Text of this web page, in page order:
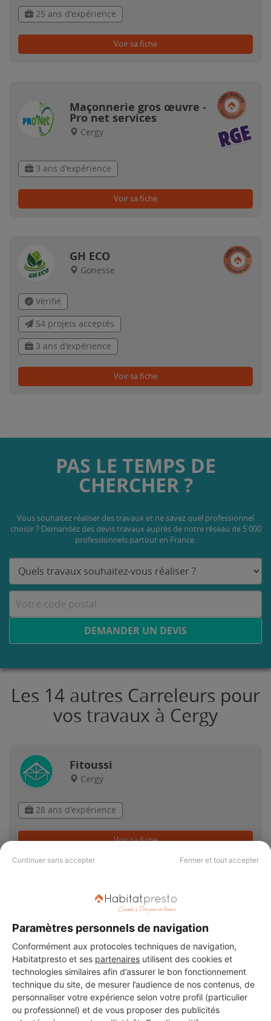
Continuer sans accepter Fermer et tout accepter
Paramètres personnels de navigation
Conformément aux protocoles techniques de navigation,
Habitatpresto et ses partenaires utilisent des cookies et
technologies similaires afin d’assurer le bon fonctionnement
technique du site, de mesurer l’audience de nos contenus, de
personnaliser votre expérience selon votre profil (particulier
ou professionnel) et de vous proposer des publicités
25 ans d'expérience
Voir sa fiche
Maçonnerie gros œuvre -
Pro net services
Cergy
3 ans d'expérience
Voir sa fiche
GH ECO
Gonesse
Vérifié
54 projets acceptés
3 ans d'expérience
Voir sa fiche
PAS LE TEMPS DE
CHERCHER ?
Vous souhaitez réaliser des travaux et ne savez quel professionnel
choisir ? Demandez des devis travaux auprès de notre réseau de 5 000
professionnels partout en France.
DEMANDER UN DEVIS
Les 14 autres Carreleurs pour
vos travaux à Cergy
Fitoussi
Cergy
28 ans d'expérience
Voir sa fiche
SA B2MM LA POSE
6 ans d'expérience
Voir sa fiche